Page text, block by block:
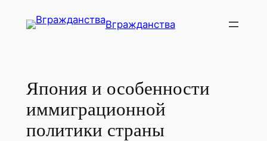
Вгражданства
Япония и особенности
иммиграционной
политики страны